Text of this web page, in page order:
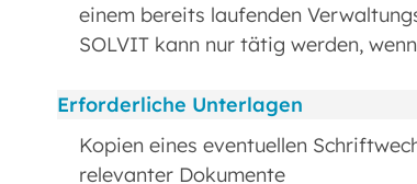
einem bereits laufenden
SOLVIT kann nur tätig werden,
Erforderliche Unterlagen
Kopien eines eventuellen
relevanter Dokumente